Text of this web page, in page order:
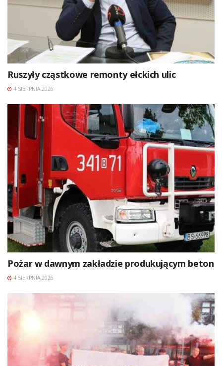
Ruszyły cząstkowe remonty ełckich ulic
4 SIERPNIA 2026
Pożar w dawnym zakładzie produkującym beton
4 SIERPNIA 2026